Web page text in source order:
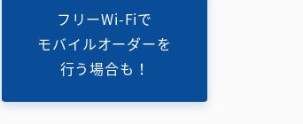
フリーWi-Fiで
モバイルオーダーを
行う場合も！